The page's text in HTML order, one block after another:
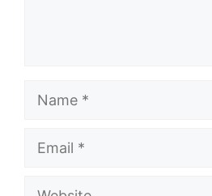
Name
Email
Website